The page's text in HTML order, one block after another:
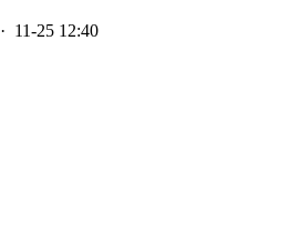
· 11-25 12:40